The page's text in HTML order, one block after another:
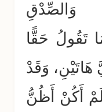
وَالصِّدْقِ
تَقُولُ حَقًّا
وَقَدْ
أَكُنْ أَظُنُّ